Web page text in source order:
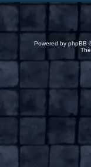
Powered by phpBB